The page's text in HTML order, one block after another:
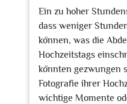
Ein zu hoher
dass weniger
können, was die
Hochzeitstags
könnten gezwungen
Fotografie ihrer
wichtige Momente